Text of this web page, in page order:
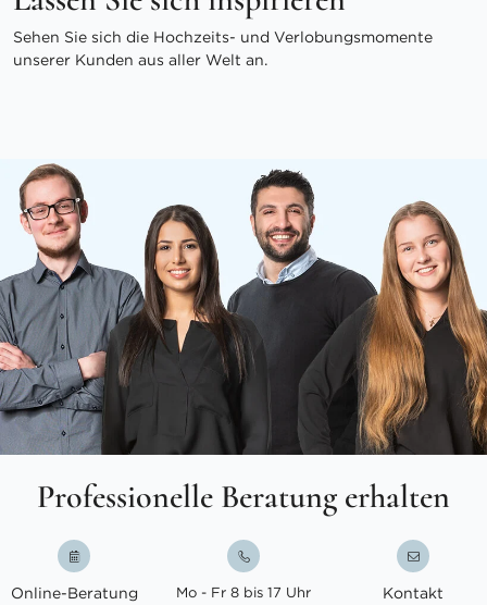
Sehen Sie sich die Hochzeits- und Verlobungsmomente
unserer Kunden aus aller Welt an.
Professionelle Beratung erhalten
Online-Beratung Mo - Fr 8 bis 17 Uhr Kontakt